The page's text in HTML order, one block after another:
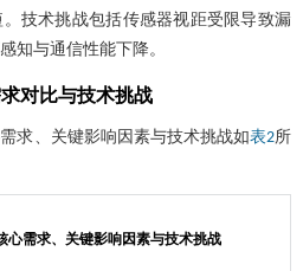
技术挑战包括传感器视距受限导致漏
知与通信性能下降。
对比与技术挑战
求、关键影响因素与技术挑战如表2所
心需求、关键影响因素与技术挑战